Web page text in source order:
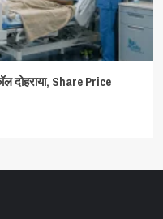
दोहराया, Share Price